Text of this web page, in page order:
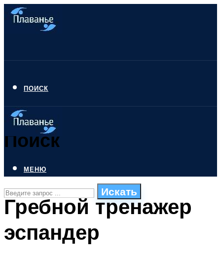
ПОИСК
Поиск
Искать
ПЛАВАНЬЕ ДЛЯ ДЕТЕЙ
МЕНЮ
Гребной тренажер
эспандер